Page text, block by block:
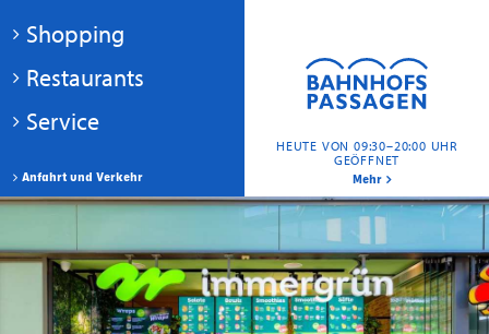
HEUTE VON 09:30–20:00 UHR
GEÖFFNET
Mehr
Anfahrt und Verkehr
Shopping
Restaurants
Service